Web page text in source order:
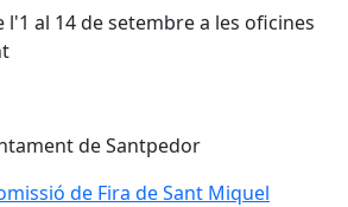
al 14 de setembre a les oficines
de Santpedor
de Fira de Sant Miquel